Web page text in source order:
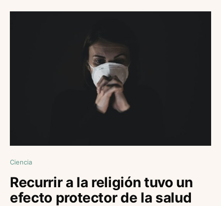
Ciencia
Recurrir a la religión tuvo un
efecto protector de la salud